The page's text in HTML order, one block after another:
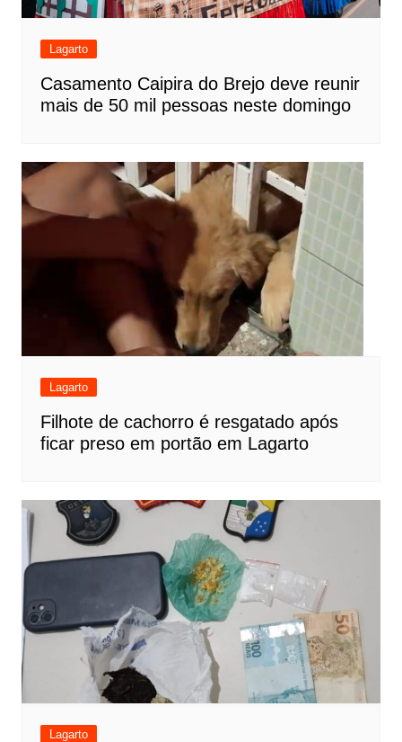
Lagarto
Casamento Caipira do Brejo deve reunir
mais de 50 mil pessoas neste domingo
Lagarto
Filhote de cachorro é resgatado após
ficar preso em portão em Lagarto
Lagarto